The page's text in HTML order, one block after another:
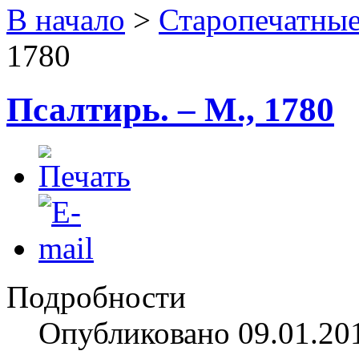
В начало >
1780
Псалтирь. – М., 1780
Подробности
Опубликовано